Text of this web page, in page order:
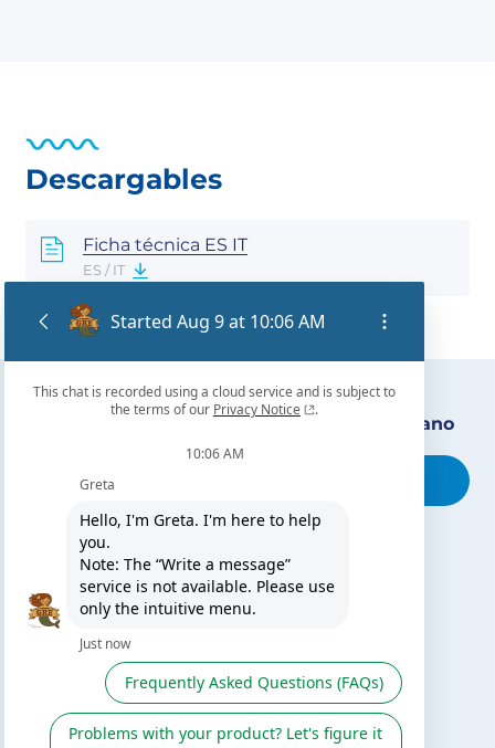
Descargables
Ficha técnica ES IT
ES / IT
Encuentra nuestro distribuidor más cercano
TE PUEDE INTERESAR
El blog de Gre
Servicio de postventa
Catálogo Gre / Zodiac